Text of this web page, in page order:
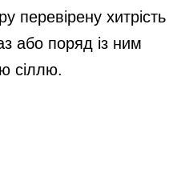
перевірену хитрість
або поряд із ним
сіллю.